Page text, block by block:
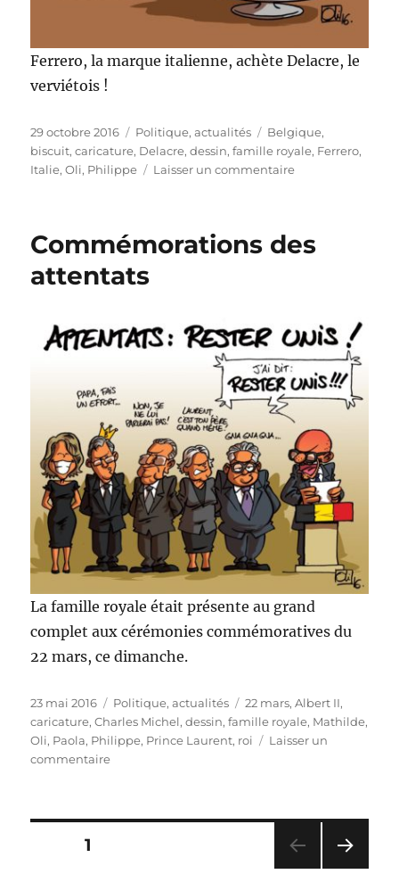
Ferrero, la marque italienne, achète Delacre, le
verviétois !
Publié
le
29 octobre 2016 Catégories
Politique, actualités Étiquettes
Belgique,
biscuit,caricature, Delacre,dessin,famille royale, Ferrero,
Italie,Oli, Philippe Laisser un commentairesur
!
Commémorations des
attentats
La famille royale était présente au grand
complet aux cérémonies commémoratives du
22 mars, ce dimanche.
Publié
le
23 mai 2016 Catégories
Politique, actualités Étiquettes
22 mars,Albert II,
caricature,Charles Michel,dessin,famille royale, Mathilde,
Oli, Paola, Philippe, Prince Laurent, roi
Laisser un
commentairesur
Pagination
PAGE1